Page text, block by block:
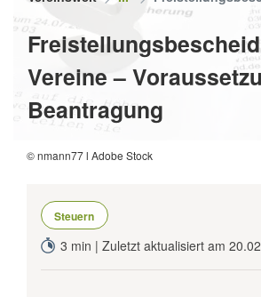
Vereine –
Beantragung
© nmann77 l Adobe Stock
Steuern
3 min | Zuletzt aktualisiert am